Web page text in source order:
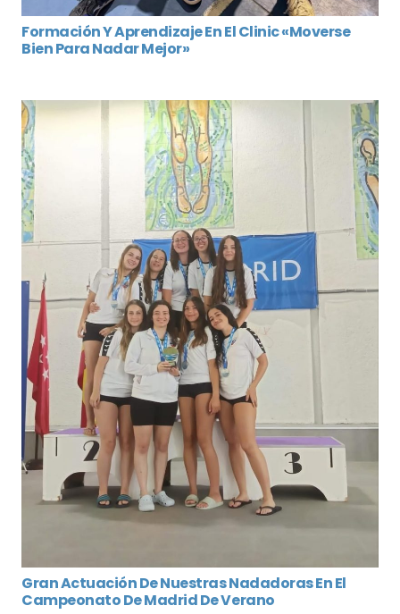
Formación Y Aprendizaje En El Clinic «Moverse
Bien Para Nadar Mejor»
Gran Actuación De Nuestras Nadadoras En El
Campeonato De Madrid De Verano